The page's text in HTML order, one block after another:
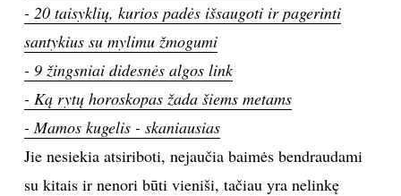
MUZIKA
TEATRAS
SPORTAS
FOTOGRAFIJA
- 20 taisyklių, kurios padės išsaugoti ir pagerinti
santykius su mylimu žmogumi
- 9 žingsniai didesnės algos link
- Ką rytų horoskopas žada šiems metams
- Mamos kugelis - skaniausias
Jie nesiekia atsiriboti, nejaučia baimės bendraudami
su kitais ir nenori būti vieniši, tačiau yra nelinkę